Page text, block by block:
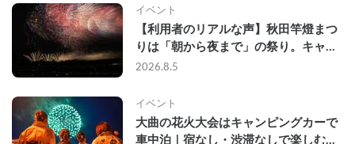
イベント
【利用者のリアルな声】秋田竿燈まつ
りは「朝から夜まで」の祭り。キャン
ピングカーで行った2組の記録
2026.8.5
イベント
大曲の花火大会はキャンピングカーで
車中泊｜宿なし・渋滞なしで楽しむ